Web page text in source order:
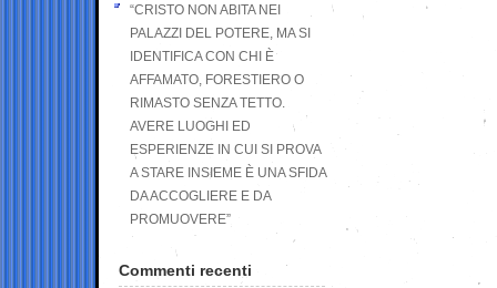
“CRISTO NON ABITA NEI
PALAZZI DEL POTERE, MA SI
IDENTIFICA CON CHI È
AFFAMATO, FORESTIERO O
RIMASTO SENZA TETTO.
AVERE LUOGHI ED
ESPERIENZE IN CUI SI PROVA
A STARE INSIEME È UNA SFIDA
DA ACCOGLIERE E DA
PROMUOVERE”
Commenti recenti